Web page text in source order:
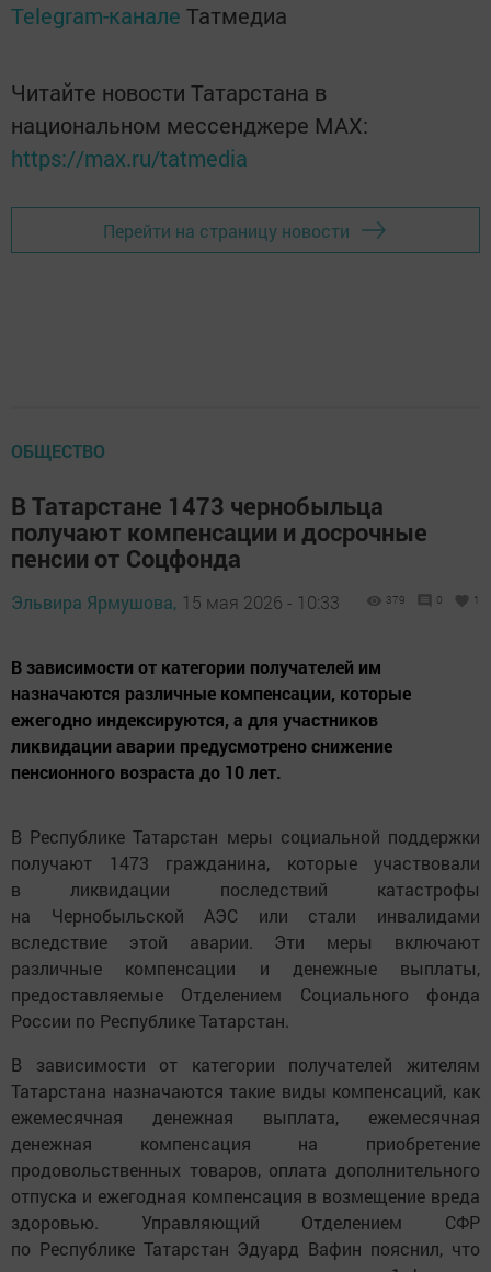
Telegram-канале Татмедиа
Читайте новости Татарстана в
национальном мессенджере MАХ:
https://max.ru/tatmedia
Перейти на страницу новости
ОБЩЕСТВО
В Татарстане 1473 чернобыльца
получают компенсации и досрочные
пенсии от Соцфонда
Эльвира Ярмушова, 15 мая 2026 - 10:33 379 0 1
В зависимости от категории получателей им
назначаются различные компенсации, которые
ежегодно индексируются, а для участников
ликвидации аварии предусмотрено снижение
пенсионного возраста до 10 лет.
В Республике Татарстан меры социальной поддержки
получают 1473 гражданина, которые участвовали
в ликвидации последствий катастрофы
на Чернобыльской АЭС или стали инвалидами
вследствие этой аварии. Эти меры включают
различные компенсации и денежные выплаты,
предоставляемые Отделением Социального фонда
России по Республике Татарстан.
В зависимости от категории получателей жителям
Татарстана назначаются такие виды компенсаций, как
ежемесячная денежная выплата, ежемесячная
денежная компенсация на приобретение
продовольственных товаров, оплата дополнительного
отпуска и ежегодная компенсация в возмещение вреда
здоровью. Управляющий Отделением СФР
по Республике Татарстан Эдуард Вафин пояснил, что